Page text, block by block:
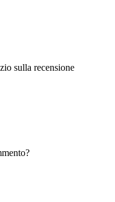
sulla recensione